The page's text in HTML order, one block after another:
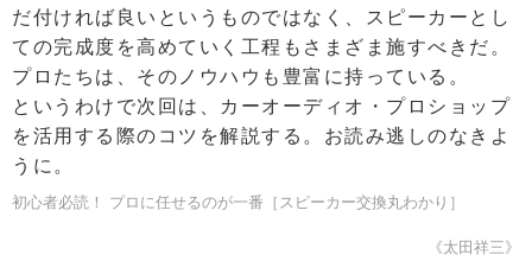
だ付ければ良いというものではなく、スピーカーとし
ての完成度を高めていく工程もさまざま施すべきだ。
プロたちは、そのノウハウも豊富に持っている。
というわけで次回は、カーオーディオ・プロショップ
を活用する際のコツを解説する。お読み逃しのなきよ
うに。
初心者必読！ プロに任せるのが一番［スピーカー交換丸わかり］
《太田祥三》